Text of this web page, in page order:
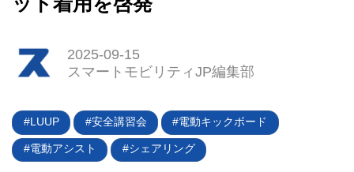
HOME
EV
2025-09-15
スマートモビリティJP編集部
LUUP 安全講習会 電動キックボード
電動アシスト シェアリング